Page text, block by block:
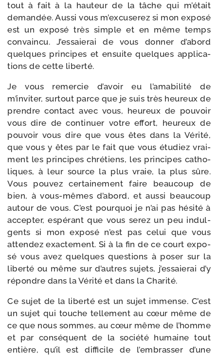
tout à fait à la hau­teur de la tâche qui m’était
deman­dée. Aussi vous m’excuserez si mon expo­sé
est un expo­sé très simple et en même temps
convain­cu. J’essaierai de vous don­ner d’abord
quelques prin­cipes et ensuite quelques appli­ca­
tions de cette liberté.
Je vous remer­cie d’avoir eu l’amabilité de
m’inviter, sur­tout parce que je suis très heu­reux de
prendre contact avec vous, heu­reux de pou­voir
vous dire de conti­nuer votre effort, heu­reux de
pou­voir vous dire que vous êtes dans la Vérité,
que vous y êtes par le fait que vous étu­diez vrai­
ment les prin­cipes chré­tiens, les prin­cipes catho­
liques, à leur source la plus vraie, la plus sûre.
Vous pou­vez cer­tai­ne­ment faire beau­coup de
bien, à vous-​mêmes d’abord, et aus­si beau­coup
autour de vous. C’est pour­quoi je n’ai pas hési­té à
accep­ter, espé­rant que vous serez un peu indul­
gents si mon expo­sé n’est pas celui que vous
atten­dez exac­te­ment. Si à la fin de ce court expo­
sé vous avez quelques ques­tions à poser sur la
liber­té ou même sur d’autres sujets, j’essaierai d’y
répondre dans la Vérité et dans la Charité.
Ce sujet de la liber­té est un sujet immense. C’est
un sujet qui touche tel­le­ment au cœur même de
ce que nous sommes, au cœur même de l’homme
et par consé­quent de la socié­té humaine tout
entière, qu’il est dif­fi­cile de l’embrasser d’une